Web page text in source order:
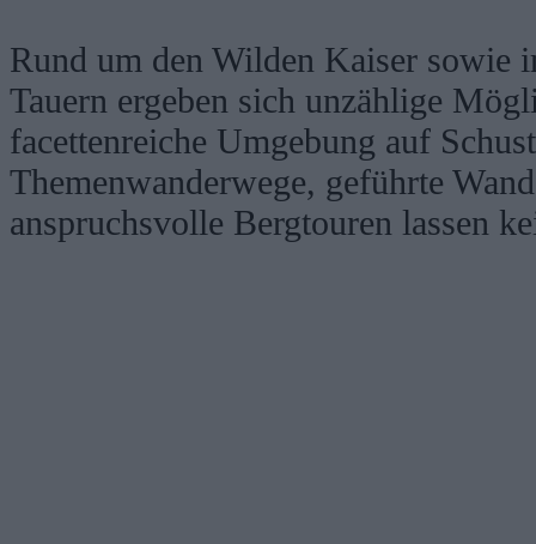
Rund um den Wilden Kaiser sowie
Tauern ergeben sich unzählige
facettenreiche Umgebung auf
Themenwanderwege, geführte
anspruchsvolle Bergtouren lassen